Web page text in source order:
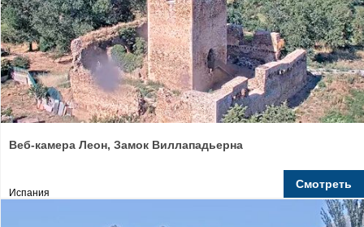
Веб-камера Леон, Замок Виллападьерна
Испания
Смотреть